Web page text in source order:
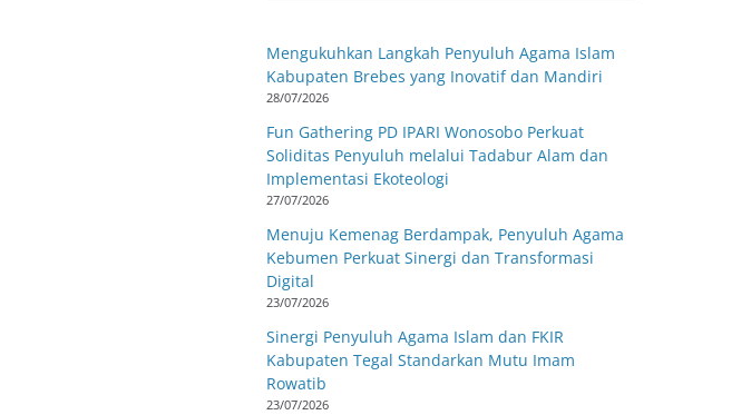
Mengukuhkan Langkah Penyuluh Agama Islam
Kabupaten Brebes yang Inovatif dan Mandiri
28/07/2026
Fun Gathering PD IPARI Wonosobo Perkuat
Soliditas Penyuluh melalui Tadabur Alam dan
Implementasi Ekoteologi
27/07/2026
Menuju Kemenag Berdampak, Penyuluh Agama
Kebumen Perkuat Sinergi dan Transformasi
Digital
23/07/2026
Sinergi Penyuluh Agama Islam dan FKIR
Kabupaten Tegal Standarkan Mutu Imam
Rowatib
23/07/2026